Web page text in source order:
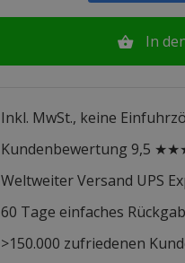
In
Inkl. MwSt., keine
Kundenbewertung 9,5
Weltweiter Versand UPS
60 Tage einfaches
>150.000 zufriedenen